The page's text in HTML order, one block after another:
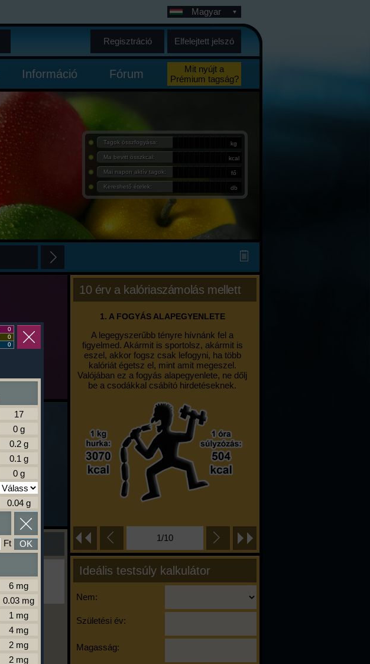
Magyar
Regisztráció Elfelejtett jelszó
Információ Fórum
Mit nyújt a
Prémium tagság?
Tagok összfogyása: kg
Ma bevitt összkcal: kcal
Mai napon aktív tagok: fő
Kereshető ételek: db
10 érv a kalóriaszámolás mellett
1. A FOGYÁS ALAPEGYENLETE
A legegyszerűbb tényre hívnánk fel a
figyelmed. Akármit is sportolsz, akármit is
eszel, akkor fogsz csak lefogyni, ha több
kalóriát égetsz el, mint amit megeszel.
Valójában ez a fogyás alapegyenlete, ne dőlj
be a csodákkal csábító hirdetéseknek.
1/10
Ideális testsúly kalkulátor
Nem:
Születési év:
Magasság:
többet,
funkció.
0
0
0
Ft OK